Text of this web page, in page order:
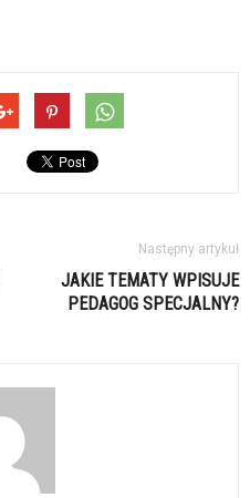
Następny artykuł
JAKIE TEMATY WPISUJE
PEDAGOG SPECJALNY?